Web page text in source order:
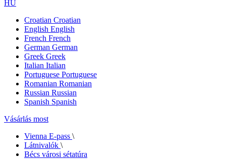
HU
Croatian Croatian
English English
French French
German German
Greek Greek
Italian Italian
Portuguese Portuguese
Romanian Romanian
Russian Russian
Spanish Spanish
Vásárlás most
Vienna E-pass \
Látnivalók \
Bécs városi sétatúra